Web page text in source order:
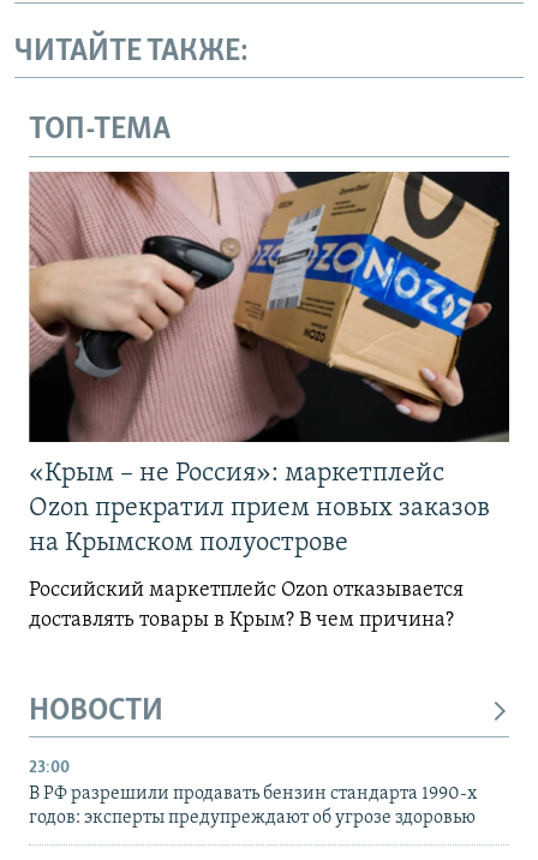
ЧИТАЙТЕ ТАКЖЕ:
ТОП-ТЕМА
«Крым – не Россия»: маркетплейс
Ozon прекратил прием новых заказов
на Крымском полуострове
Российский маркетплейс Ozon отказывается
доставлять товары в Крым? В чем причина?
НОВОСТИ
23:00
В РФ разрешили продавать бензин стандарта 1990-х
годов: эксперты предупреждают об угрозе здоровью